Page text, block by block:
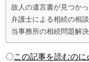
故人の遺言書が見つか
弁護士による相続の相談
当事務所の相続問題解
〇この記事を読むのに